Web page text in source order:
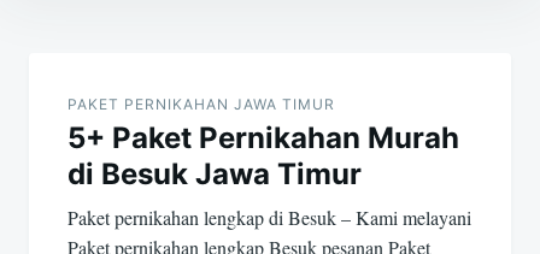
navigation
PAKET PERNIKAHAN JAWA TIMUR
5+ Paket Pernikahan Murah
di Besuk Jawa Timur
Paket pernikahan lengkap di Besuk – Kami melayani
Paket pernikahan lengkap Besuk pesanan Paket